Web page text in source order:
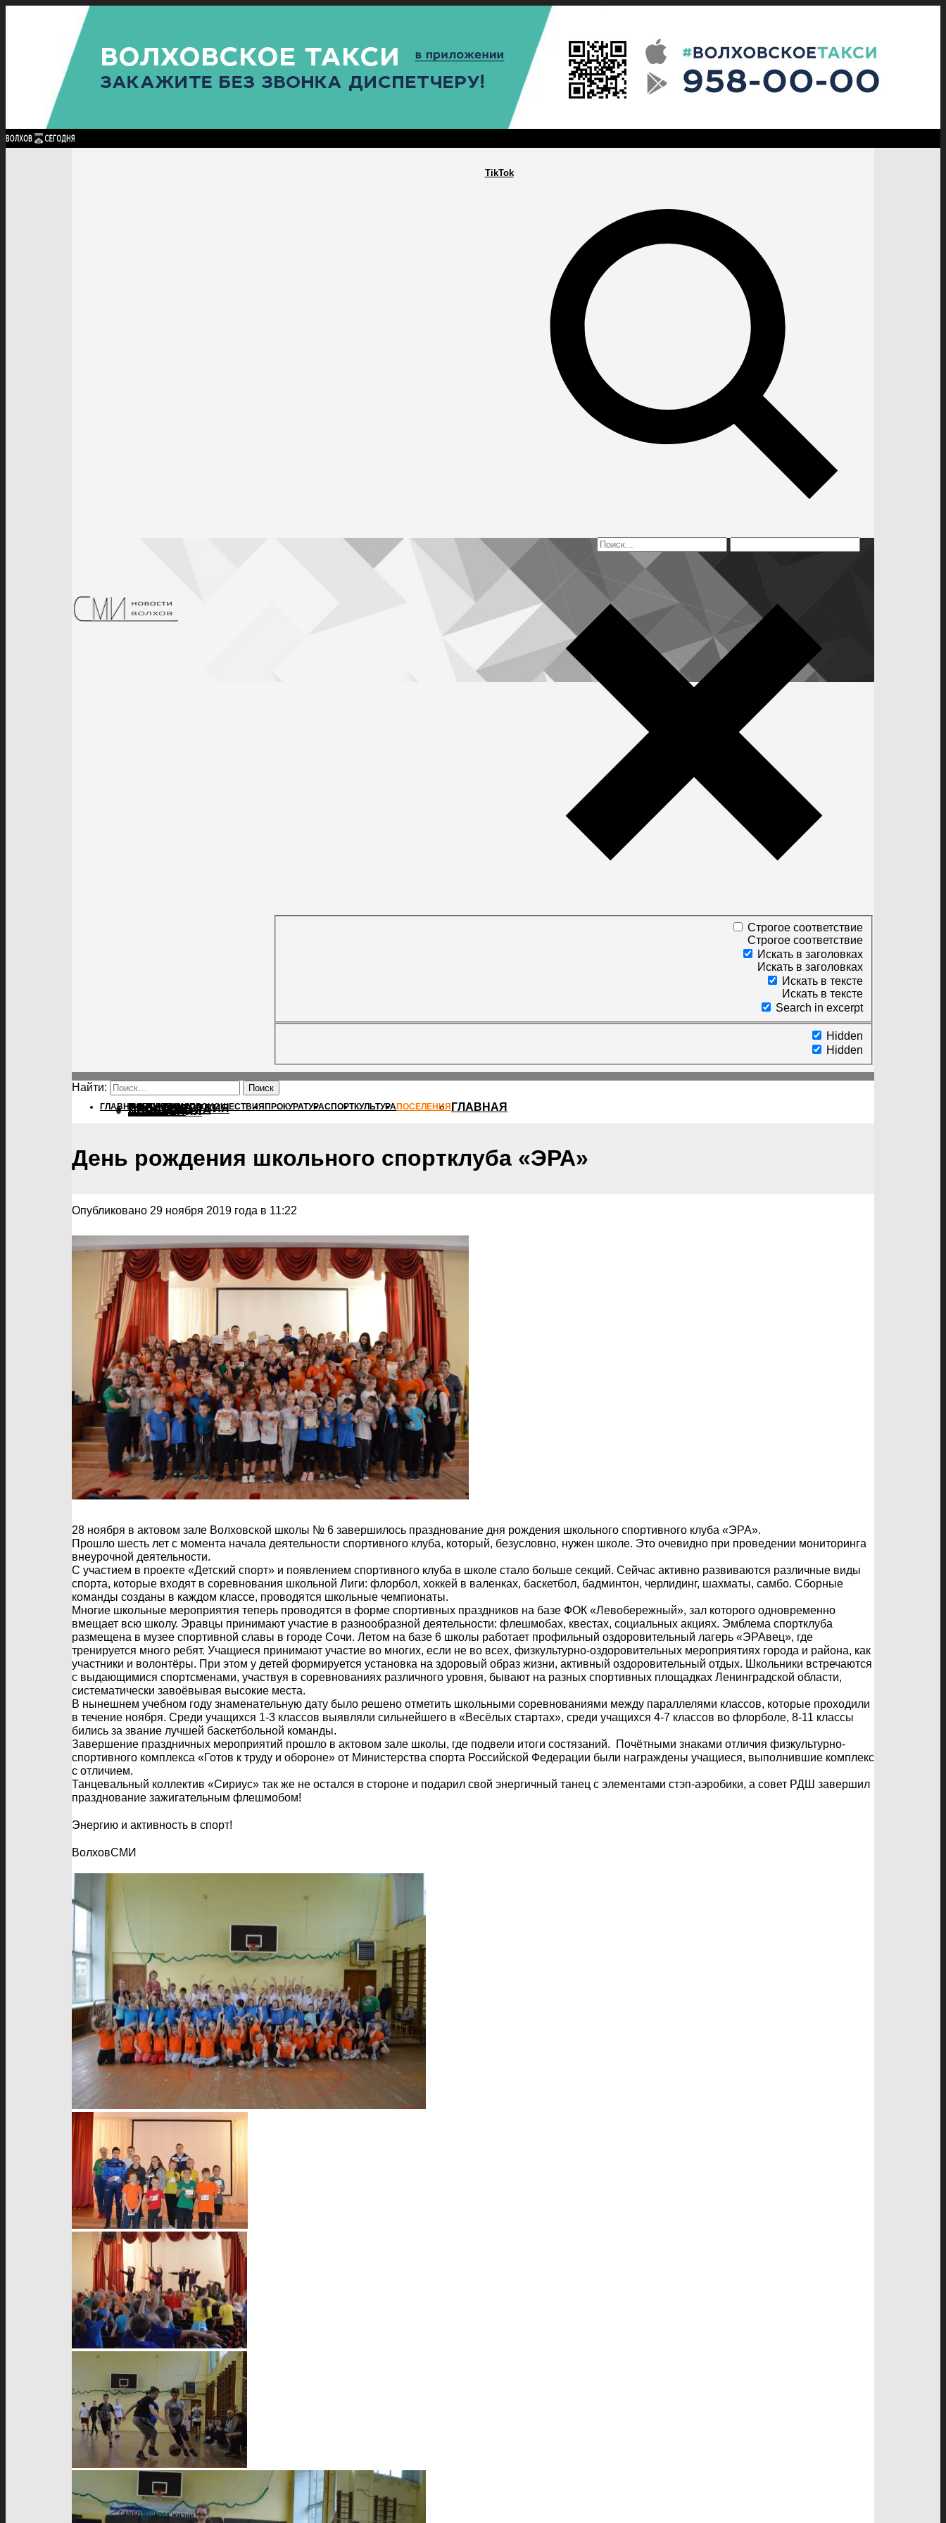
TikTok
Строгое соответствие
Строгое соответствие
Искать в заголовках
Искать в заголовках
Искать в тексте
Искать в тексте
Search in excerpt
Hidden
Hidden
Найти:
ГЛАВНАЯПОЛИТИКАПРОИСШЕСТВИЯ ПРОКУРАТУРАСПОРТКУЛЬТУРАПОСЕЛЕНИЯ ГЛАВНАЯ
ПОЛИТИКА
ПРОИСШЕСТВИЯ
ПРОКУРАТУРА
СПОРТ
КУЛЬТУРА
ПОСЕЛЕНИЯ
ГЛАВНАЯ ПОЛИТИКАПРОИСШЕСТВИЯПРОКУРАТУРА СПОРТ КУЛЬТУРАПОСЕЛЕНИЯ ГЛАВНАЯ
ПОЛИТИКА
КУЛЬТУРА
ПОСЕЛЕНИЯ
День рождения школьного спортклуба «ЭРА»
Опубликовано 29 ноября 2019 года в 11:22
28 ноября в актовом зале Волховской школы № 6 завершилось празднование дня рождения школьного спортивного клуба «ЭРА».
Прошло шесть лет с момента начала деятельности спортивного клуба, который, безусловно, нужен школе. Это очевидно при проведении мониторинга
внеурочной деятельности.
С участием в проекте «Детский спорт» и появлением спортивного клуба в школе стало больше секций. Сейчас активно развиваются различные виды
спорта, которые входят в соревнования школьной Лиги: флорбол, хоккей в валенках, баскетбол, бадминтон, черлидинг, шахматы, самбо. Сборные
команды созданы в каждом классе, проводятся школьные чемпионаты.
Многие школьные мероприятия теперь проводятся в форме спортивных праздников на базе ФОК «Левобережный», зал которого одновременно
вмещает всю школу. Эравцы принимают участие в разнообразной деятельности: флешмобах, квестах, социальных акциях. Эмблема спортклуба
размещена в музее спортивной славы в городе Сочи. Летом на базе 6 школы работает профильный оздоровительный лагерь «ЭРАвец», где
тренируется много ребят. Учащиеся принимают участие во многих, если не во всех, физкультурно-оздоровительных мероприятиях города и района, как
участники и волонтёры. При этом у детей формируется установка на здоровый образ жизни, активный оздоровительный отдых. Школьники встречаются
с выдающимися спортсменами, участвуя в соревнованиях различного уровня, бывают на разных спортивных площадках Ленинградской области,
систематически завоёвывая высокие места.
В нынешнем учебном году знаменательную дату было решено отметить школьными соревнованиями между параллелями классов, которые проходили
в течение ноября. Среди учащихся 1-3 классов выявляли сильнейшего в «Весёлых стартах», среди учащихся 4-7 классов во флорболе, 8-11 классы
бились за звание лучшей баскетбольной команды.
Завершение праздничных мероприятий прошло в актовом зале школы, где подвели итоги состязаний. Почётными знаками отличия физкультурно-
спортивного комплекса «Готов к труду и обороне» от Министерства спорта Российской Федерации были награждены учащиеся, выполнившие комплекс
с отличием.
Танцевальный коллектив «Сириус» так же не остался в стороне и подарил свой энергичный танец с элементами стэп-аэробики, а совет РДШ завершил
празднование зажигательным флешмобом!
Энергию и активность в спорт!
ВолховСМИ